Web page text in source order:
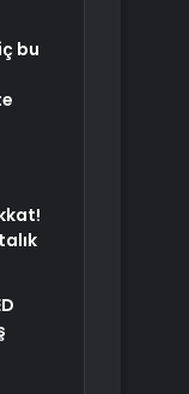
bu